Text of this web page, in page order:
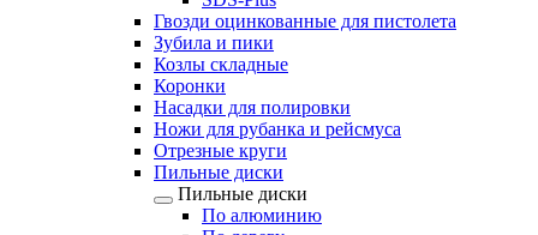
Гвозди оцинкованные для пистолета
Зубила и пики
Козлы складные
Коронки
Насадки для полировки
Ножи для рубанка и рейсмуса
Отрезные круги
Пильные диски
Пильные диски
По алюминию